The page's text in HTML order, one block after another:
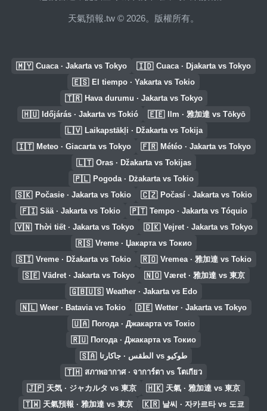
天氣預報.tw © 2026。版權所有。
🇲🇾 Cuaca · Jakarta vs Tokyo 🇮🇩 Cuaca · Djakarta vs Tokyo
🇪🇸 El tiempo · Yakarta vs Tokio
🇹🇷 Hava durumu · Jakarta vs Tokyo
🇭🇺 Időjárás · Jakarta vs Tokió 🇪🇪 Ilm · 雅加達 vs Tōkyō
🇱🇻 Laikapstākļi · Džakarta vs Tokija
🇮🇹 Meteo · Giacarta vs Tokyo 🇫🇷 Météo · Jakarta vs Tokyo
🇱🇹 Oras · Džakarta vs Tokijas
🇵🇱 Pogoda · Dżakarta vs Tokio
🇸🇰 Počasie · Jakarta vs Tokio 🇨🇿 Počasí · Jakarta vs Tokio
🇫🇮 Sää · Jakarta vs Tokio 🇵🇹 Tempo · Jakarta vs Tóquio
🇻🇳 Thời tiết · Jakarta vs Tokyo 🇩🇰 Vejret · Jakarta vs Tokyo
🇷🇸 Vreme · Џакарта vs Токио
🇸🇮 Vreme · Džakarta vs Tokio 🇷🇴 Vremea · 雅加達 vs Tokio
🇸🇪 Vädret · Jakarta vs Tokyo 🇳🇴 Været · 雅加達 vs 東京
🇬🇧🇺🇸 Weather · Jakarta vs Edo
🇳🇱 Weer · Batavia vs Tokio 🇩🇪 Wetter · Jakarta vs Tokyo
🇺🇦 Погода · Джакарта vs Токіо
🇷🇺 Погода · Джакарта vs Токио
🇸🇦 الطقس · جاكارتا vs طوكيو
🇹🇭 สภาพอากาศ · จาการ์ตา vs โตเกียว
🇯🇵 天気 · ジャカルタ vs 東京 🇭🇰 天氣 · 雅加達 vs 東京
🇹🇼 天氣預報 · 雅加達 vs 東京 🇰🇷 날씨 · 자카르타 vs 도쿄